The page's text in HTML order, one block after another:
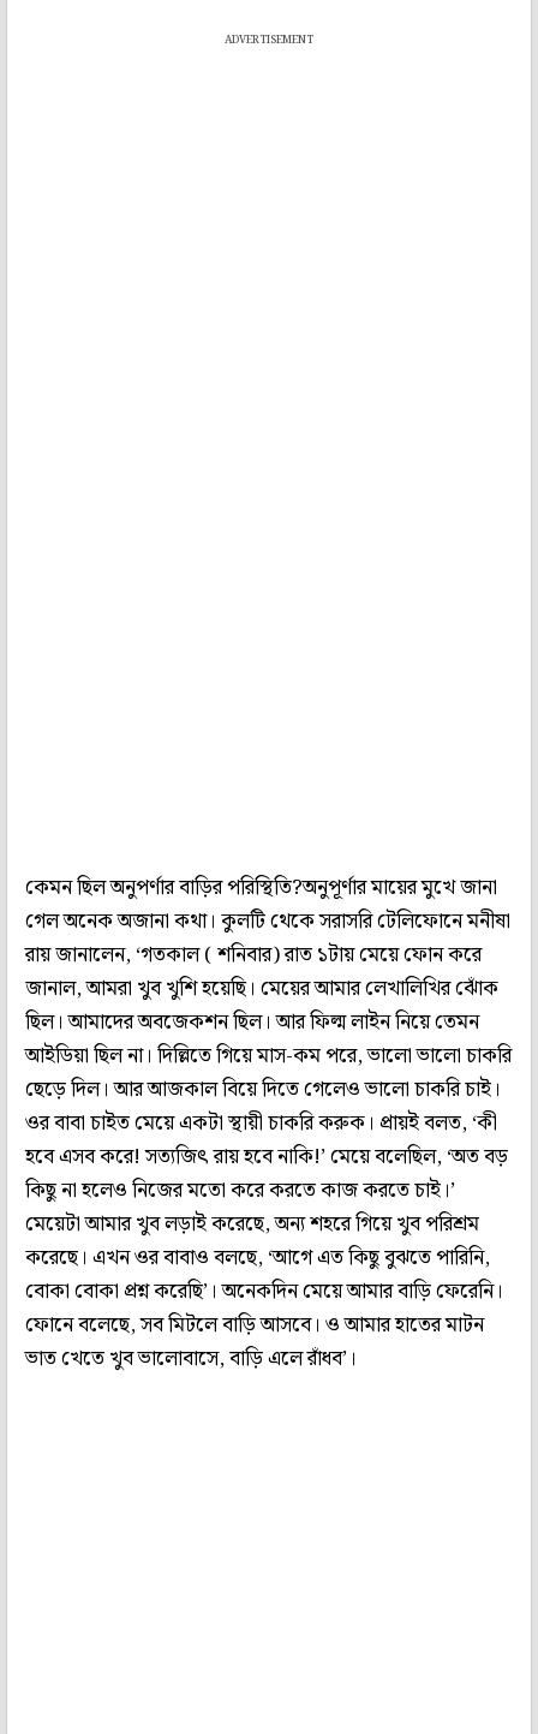
ADVERTISEMENT
কেমন ছিল অনুপর্ণার বাড়ির পরিস্থিতি?অনুপূর্ণার মায়ের মুখে জানা
গেল অনেক অজানা কথা। কুলটি থেকে সরাসরি টেলিফোনে মনীষা
রায় জানালেন, ‘গতকাল ( শনিবার) রাত ১টায় মেয়ে ফোন করে
জানাল, আমরা খুব খুশি হয়েছি। মেয়ের আমার লেখালিখির ঝোঁক
ছিল। আমাদের অবজেকশন ছিল। আর ফিল্ম লাইন নিয়ে তেমন
আইডিয়া ছিল না। দিল্লিতে গিয়ে মাস-কম পরে, ভালো ভালো চাকরি
ছেড়ে দিল। আর আজকাল বিয়ে দিতে গেলেও ভালো চাকরি চাই।
ওর বাবা চাইত মেয়ে একটা স্থায়ী চাকরি করুক। প্রায়ই বলত, ‘কী
হবে এসব করে! সত্যজিৎ রায় হবে নাকি!’ মেয়ে বলেছিল, ‘অত বড়
কিছু না হলেও নিজের মতো করে করতে কাজ করতে চাই।’
মেয়েটা আমার খুব লড়াই করেছে, অন্য শহরে গিয়ে খুব পরিশ্রম
করেছে। এখন ওর বাবাও বলছে, ‘আগে এত কিছু বুঝতে পারিনি,
বোকা বোকা প্রশ্ন করেছি’। অনেকদিন মেয়ে আমার বাড়ি ফেরেনি।
ফোনে বলেছে, সব মিটলে বাড়ি আসবে। ও আমার হাতের মাটন
ভাত খেতে খুব ভালোবাসে, বাড়ি এলে রাঁধব’।